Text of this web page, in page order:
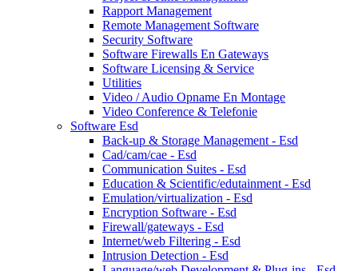
Rapport Management
Remote Management Software
Security Software
Software Firewalls En Gateways
Software Licensing & Service
Utilities
Video / Audio Opname En Montage
Video Conference & Telefonie
Software Esd
Back-up & Storage Management - Esd
Cad/cam/cae - Esd
Communication Suites - Esd
Education & Scientific/edutainment - Esd
Emulation/virtualization - Esd
Encryption Software - Esd
Firewall/gateways - Esd
Internet/web Filtering - Esd
Intrusion Detection - Esd